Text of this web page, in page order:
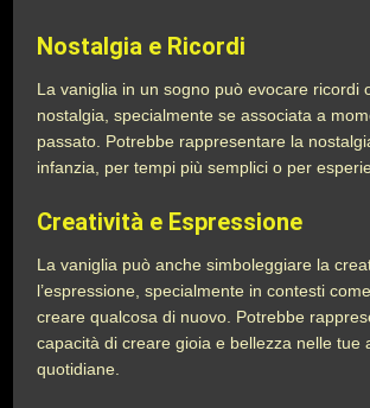
Nostalgia e Ricordi
La vaniglia in un sogno può evocare ricordi
nostalgia, specialmente se associata a
passato. Potrebbe rappresentare la
infanzia, per tempi più semplici o per
Creatività e Espressione
La vaniglia può anche simboleggiare la
l’espressione, specialmente in contesti
creare qualcosa di nuovo. Potrebbe
capacità di creare gioia e bellezza nelle tue
quotidiane.